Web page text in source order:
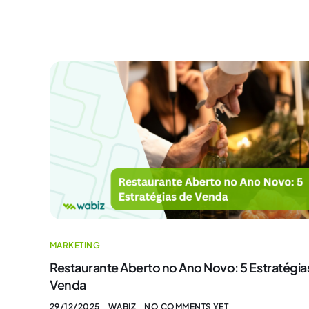
MARKETING
Restaurante Aberto no Ano Novo: 5
Venda
29/12/2025 WABIZ NO COMMENTS YET